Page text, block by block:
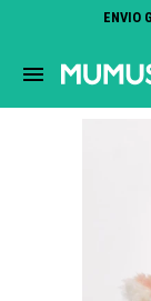
ENVIO
menu
close